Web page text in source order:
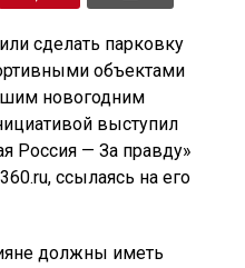
сделать парковку
объектами
новогодним
выступил
Россия — За правду»
ссылаясь на его
должны иметь